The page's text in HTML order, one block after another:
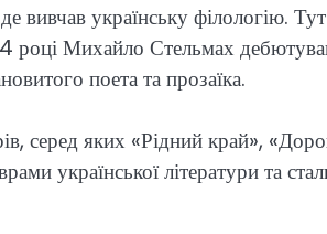
вивчав українську філологію.
році Михайло Стельмах
поета та прозаїка.
серед яких «Рідний край»,
української літератури та